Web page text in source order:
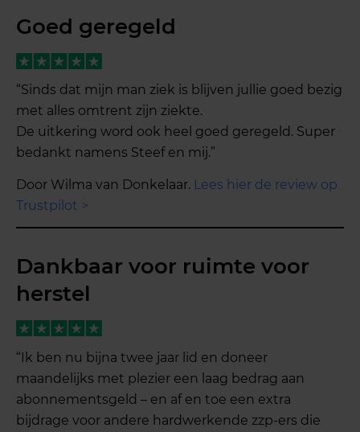
Goed geregeld
“Sinds dat mijn man ziek is blijven jullie goed bezig
met alles omtrent zijn ziekte.
De uitkering word ook heel goed geregeld. Super
bedankt namens Steef en mij.”
Door Wilma van Donkelaar. Lees hier de review op
Trustpilot >
Dankbaar voor ruimte voor
herstel
“Ik ben nu bijna twee jaar lid en doneer
maandelijks met plezier een laag bedrag aan
abonnementsgeld – en af en toe een extra
bijdrage voor andere hardwerkende zzp-ers die